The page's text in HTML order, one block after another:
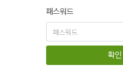
패스워드
확인